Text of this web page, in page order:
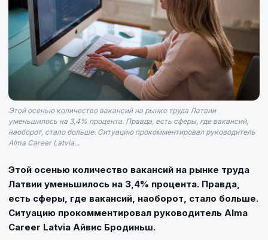
Этой осенью количество вакансий на рынке труда Латвии
уменьшилось на 3,4% процента. Правда, есть сферы, где вакансий,
наоборот, стало больше. Ситуацию прокомментировал руководитель
Alma Career Latvia...
Этой осенью количество вакансий на рынке труда
Латвии уменьшилось на 3,4% процента. Правда,
есть сферы, где вакансий, наоборот, стало больше.
Ситуацию прокомментировал руководитель Alma
Career Latvia Айвис Бродиньш.